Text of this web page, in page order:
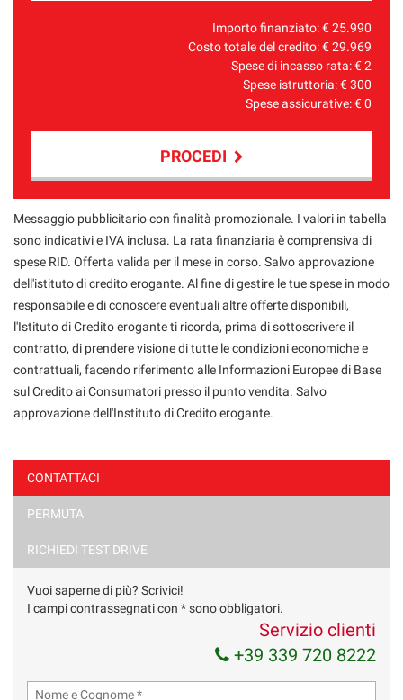
Importo finanziato: €25.990
Costo totale del credito: €29.969
Spese di incasso rata: €2
Spese istruttoria: €300
Spese assicurative: €0
PROCEDI
Contattaci
Ho letto e accetto
marketing
Invia la tua richiesta
Messaggio pubblicitario con finalità promozionale. I valori in tabella
sono indicativi e IVA inclusa. La rata finanziaria è comprensiva di
spese RID. Offerta valida per il mese in corso. Salvo approvazione
dell'istituto di credito erogante. Al fine di gestire le tue spese in modo
responsabile e di conoscere eventuali altre offerte disponibili,
l'Istituto di Credito erogante ti ricorda, prima di sottoscrivere il
contratto, di prendere visione di tutte le condizioni economiche e
contrattuali, facendo riferimento alle Informazioni Europee di Base
sul Credito ai Consumatori presso il punto vendita. Salvo
approvazione dell'Instituto di Credito erogante.
CONTATTACI
PERMUTA
RICHIEDI TEST DRIVE
Vuoi saperne di più? Scrivici!
I campi contrassegnati con * sono obbligatori.
Servizio clienti
+39 339 720 8222